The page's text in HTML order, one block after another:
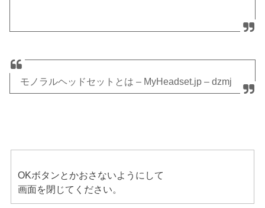
モノラルヘッドセットとは – MyHeadset.jp – dzmj
OKボタンとかおさないようにして
画面を閉じてください。